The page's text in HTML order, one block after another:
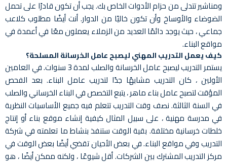
ومناشير تتدلى من حزام الأدوات الخاص بك. يجب أن تكون قادرًا على تحمل
الضوضاء والأوساخ وأن تكون خاليًا من الدوار. أنت أيضًا مطلوب كلاعب
جماعي ، حيث يوجد دائمًا العديد من الزملاء يعملون معًا في أعمدة في
مواقع البناء.
كيف يعمل التدريب المهني ليصبح عامل الخرسانة المسلحة؟
يستمر التدريب ليصبح عامل الخرسانة والصلب لمدة 3 سنوات. في العامين
الأولين ، كان التدريب مشابهًا جدًا لتدريب عامل البناء. بعد الفحص
المؤقت لتصبح عامل بناء ماهر ، يتبع التخصص في البناء الخرساني والصلب
في السنة الثالثة. نصف وقت التدريب تتعلم فيه جميع الأساسيات النظرية
في مدرسة مهنية ، على سبيل المثال كيفية إنشاء موقع بناء أو إنتاج
خلطات خرسانية مختلفة. بقية الوقت ستنفذ بنشاط ما تعلمته في شركة
التدريب وفي مواقع البناء. في بعض الأحيان تقضي أيضًا بعض الوقت في
مركز التدريب المشترك بين الشركات. أقل شيوعًا ، ولكنه ممكن أيضًا ، هو